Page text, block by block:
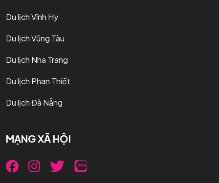
Du lịch Vĩnh Hy
Du lịch Vũng Tàu
Du lịch Nha Trang
Du lịch Phan Thiết
Du lịch Đà Nẵng
MẠNG XÃ HỘI